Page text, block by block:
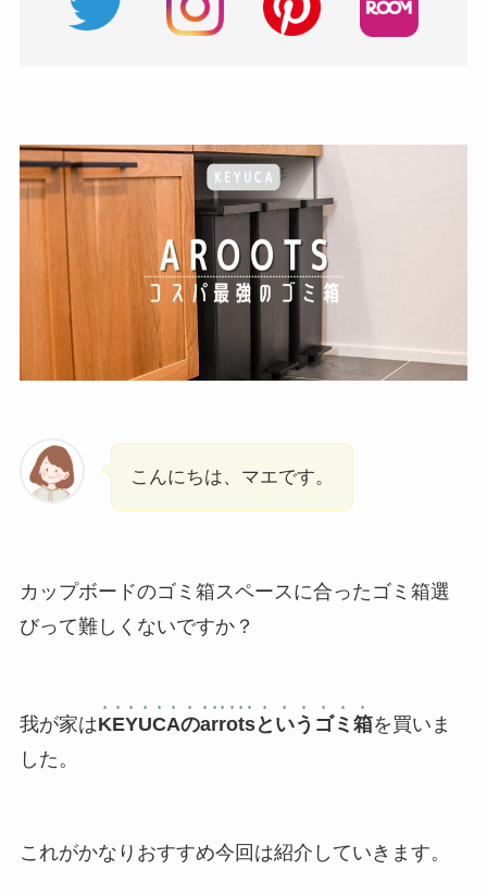
こんにちは、マエです。
カップボードのゴミ箱スペースに合ったゴミ箱選
びって難しくないですか？
我が家はKEYUCAのarrotsというゴミ箱を買いま
した。
これがかなりおすすめ今回は紹介していきます。